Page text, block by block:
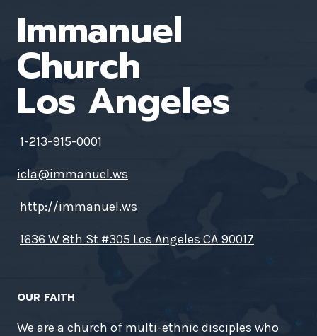
Immanuel
Church
Los Angeles
1-213-915-0001
icla@immanuel.ws
http://immanuel.ws
1636 W 8th St #305 Los Angeles CA 90017
OUR FAITH
We are a church of multi-ethnic disciples who